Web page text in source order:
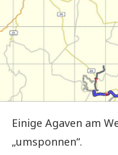
Einige Agaven am
„umsponnen“.